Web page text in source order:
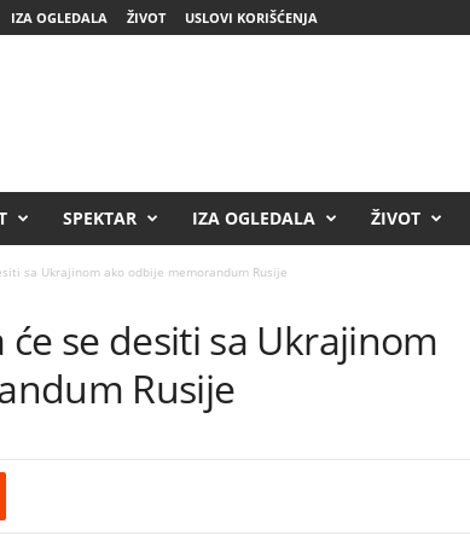
IZA OGLEDALA ŽIVOT USLOVI KORIŠĆENJA
SPEKTAR IZA OGLEDALA ŽIVOT
sa Ukrajinom ako odbije memorandum Rusije
se desiti sa Ukrajinom
Rusije